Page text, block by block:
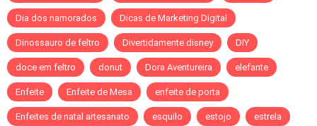
Dia dos namorados Dicas de Marketing Digital
Dinossauro de feltro Divertidamente disney DIY
doce em feltro donut Dora Aventureira elefante
Enfeite Enfeite de Mesa enfeite de porta
Enfeites de natal artesanato esquilo estojo estrela